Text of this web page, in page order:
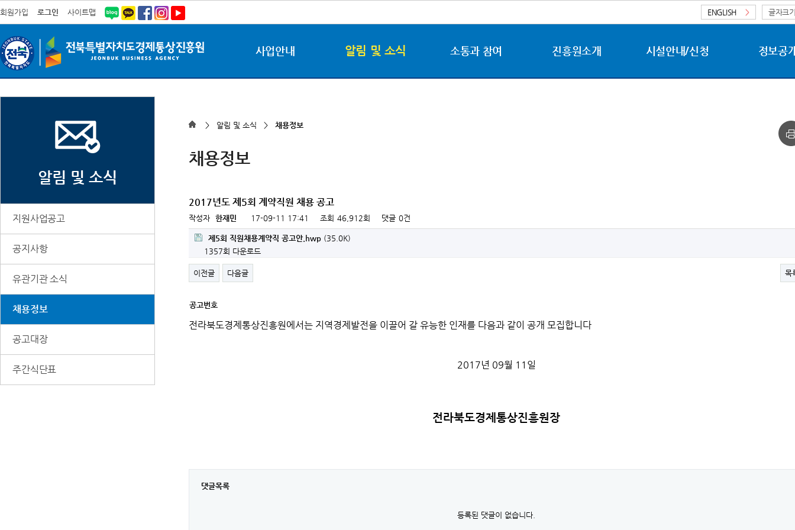
회원가입 로그인 사이트맵 ENGLISH > 글자크
사업안내 알림 및 소식 소통과 참여 진흥원소개 시설안내/신청 정보공
알림 및 소식
지원사업공고
공지사항
유관기관 소식
채용정보
공고대장
주간식단표
> 알림 및 소식 > 채용정보
채용정보
2017년도 제5회 계약직원 채용 공고
작성자 한재민 17-09-11 17:41 조회 46,912회 댓글 0건
제5회 직원채용계약직 공고안.hwp (35.0K)
1357회 다운로드
이전글 다음글 목
세
정
공고번호
전라북도경제통상진흥원에서는 지역경제발전을 이끌어 갈 유능한 인재를 다음과 같이 공개 모집합니다
2017년 09월 11일
전라북도경제통상진흥원장
댓글목록
등록된 댓글이 없습니다.